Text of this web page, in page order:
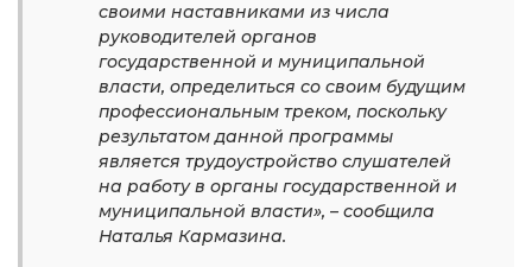
своими наставниками из числа
руководителей органов
государственной и муниципальной
власти, определиться со своим будущим
профессиональным треком, поскольку
результатом данной программы
является трудоустройство слушателей
на работу в органы государственной и
муниципальной власти», – сообщила
Наталья Кармазина.